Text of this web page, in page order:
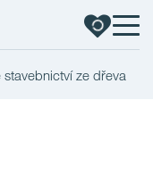
ze dřeva